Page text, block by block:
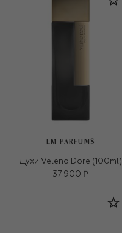
LM PARFUMS
Духи Veleno Dore (100ml)
37 900 ₽